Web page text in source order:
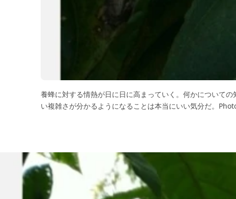
養蜂に対する情熱が日に日に高まっていく。何かについての
い複雑さが分かるようになることは本当にいい気分だ。